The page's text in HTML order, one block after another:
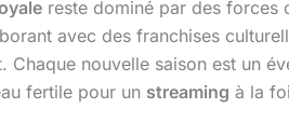
reste dominé par des forces
avec des franchises
Chaque nouvelle saison est un
fertile pour un streaming à la